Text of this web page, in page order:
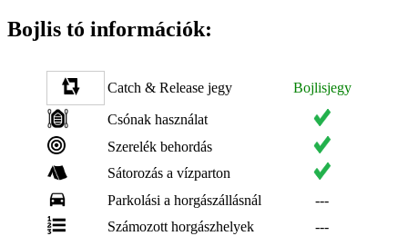
Bojlis tó információk:
Catch & Release jegy Bojlisjegy
Csónak használat
Szerelék behordás
Sátorozás a vízparton
Parkolási a horgászállásnál
---
Számozott horgászhelyek
---